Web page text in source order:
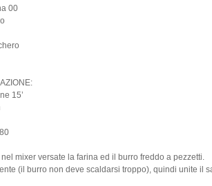
00
15’
mixer versate la farina ed il burro freddo a pezzetti.
(il burro non deve scaldarsi troppo), quindi unite il